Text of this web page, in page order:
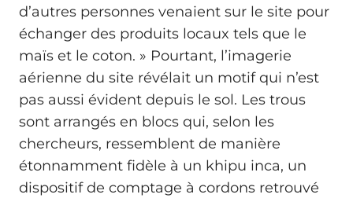
d’autres personnes venaient sur le site pour
échanger des produits locaux tels que le
maïs et le coton. » Pourtant, l’imagerie
aérienne du site révélait un motif qui n’est
pas aussi évident depuis le sol. Les trous
sont arrangés en blocs qui, selon les
chercheurs, ressemblent de manière
étonnamment fidèle à un khipu inca, un
dispositif de comptage à cordons retrouvé